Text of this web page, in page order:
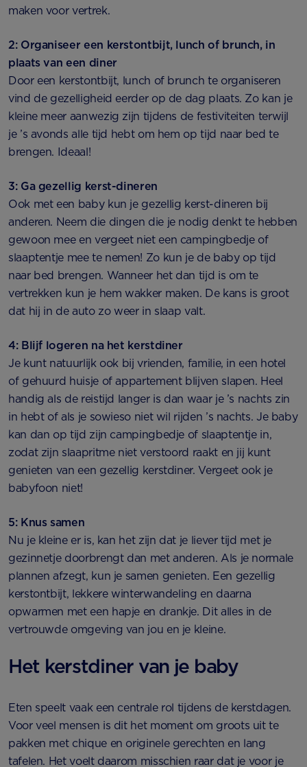
maken voor vertrek.
2: Organiseer een kerstontbijt, lunch of brunch, in
plaats van een diner
Door een kerstontbijt, lunch of brunch te organiseren
vind de gezelligheid eerder op de dag plaats. Zo kan je
kleine meer aanwezig zijn tijdens de festiviteiten terwijl
je ’s avonds alle tijd hebt om hem op tijd naar bed te
brengen. Ideaal!
3: Ga gezellig kerst-dineren
Ook met een baby kun je gezellig kerst-dineren bij
anderen. Neem die dingen die je nodig denkt te hebben
gewoon mee en vergeet niet een campingbedje of
slaaptentje mee te nemen! Zo kun je de baby op tijd
naar bed brengen. Wanneer het dan tijd is om te
vertrekken kun je hem wakker maken. De kans is groot
dat hij in de auto zo weer in slaap valt.
4: Blijf logeren na het kerstdiner
Je kunt natuurlijk ook bij vrienden, familie, in een hotel
of gehuurd huisje of appartement blijven slapen. Heel
handig als de reistijd langer is dan waar je ’s nachts zin
in hebt of als je sowieso niet wil rijden ’s nachts. Je baby
kan dan op tijd zijn campingbedje of slaaptentje in,
zodat zijn slaapritme niet verstoord raakt en jij kunt
genieten van een gezellig kerstdiner. Vergeet ook je
babyfoon niet!
5: Knus samen
Nu je kleine er is, kan het zijn dat je liever tijd met je
gezinnetje doorbrengt dan met anderen. Als je normale
plannen afzegt, kun je samen genieten. Een gezellig
kerstontbijt, lekkere winterwandeling en daarna
opwarmen met een hapje en drankje. Dit alles in de
vertrouwde omgeving van jou en je kleine.
Het kerstdiner van je baby
Eten speelt vaak een centrale rol tijdens de kerstdagen.
Voor veel mensen is dit het moment om groots uit te
pakken met chique en originele gerechten en lang
tafelen. Het voelt daarom misschien raar dat je voor je